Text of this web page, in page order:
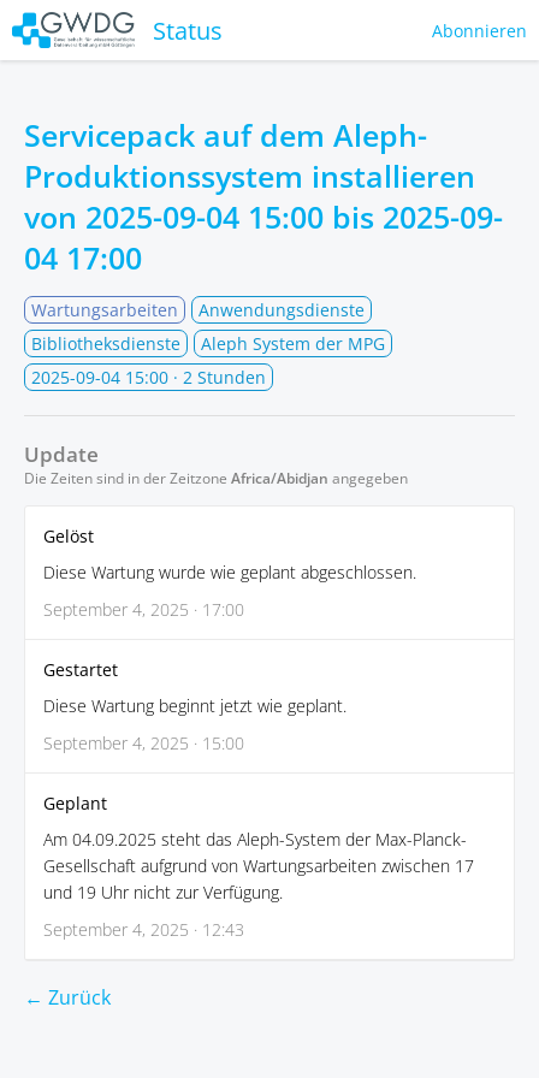
Status Abonnieren
Servicepack auf dem Aleph-
Produktionssystem installieren
von 2025-09-04 15:00 bis 2025-09-
04 17:00
Wartungsarbeiten
Anwendungsdienste
Bibliotheksdienste
Aleph System der MPG
2025-09-04 15:00 · 2 Stunden
Update
Die Zeiten sind in der Zeitzone Africa/Abidjan angegeben
Gelöst
Diese Wartung wurde wie geplant abgeschlossen.
September 4, 2025 · 17:00
Gestartet
Diese Wartung beginnt jetzt wie geplant.
September 4, 2025 · 15:00
Geplant
Am 04.09.2025 steht das Aleph-System der Max-Planck-
Gesellschaft aufgrund von Wartungsarbeiten zwischen 17
und 19 Uhr nicht zur Verfügung.
September 4, 2025 · 12:43
← Zurück